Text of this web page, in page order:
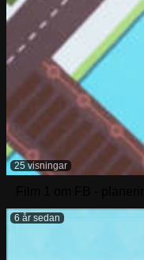
25 visningar
6 år sedan